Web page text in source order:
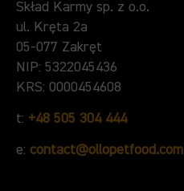
Skład Karmy sp. z o.o.
ul. Kręta 2a
05-077 Zakręt
NIP: 5322045436
KRS: 0000454608
t: +48 505 304 444
e: contact@ollopetfood.com